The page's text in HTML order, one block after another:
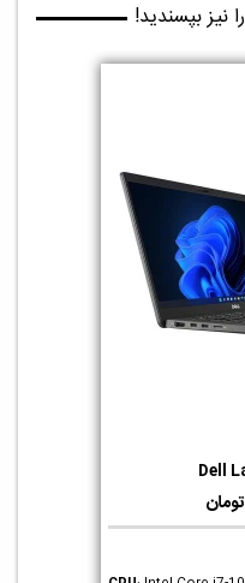
بپسندید!
Dell